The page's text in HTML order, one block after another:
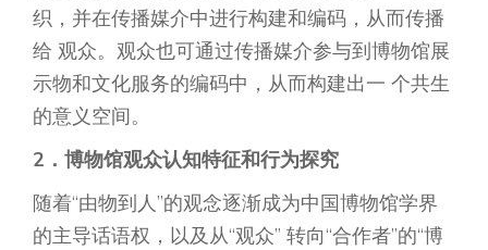
织，并在传播媒介中进行构建和编码，从而传播
给 观众。观众也可通过传播媒介参与到博物馆展
示物和文化服务的编码中，从而构建出一 个共生
的意义空间。
2．博物馆观众认知特征和行为探究
随着“由物到人”的观念逐渐成为中国博物馆学界
的主导话语权，以及从“观众” 转向“合作者”的“博